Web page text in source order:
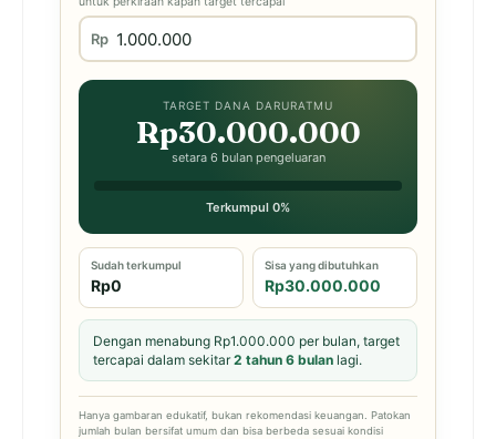
Rp
TARGET DANA DARURATMU
Rp30.000.000
setara 6 bulan pengeluaran
Terkumpul 0%
Sudah terkumpul
Rp0
Sisa yang dibutuhkan
Rp30.000.000
Dengan menabung Rp1.000.000 per bulan, target
tercapai dalam sekitar2 tahun 6 bulan lagi.
Hanya gambaran edukatif, bukan rekomendasi keuangan. Patokan
jumlah bulan bersifat umum dan bisa berbeda sesuai kondisi